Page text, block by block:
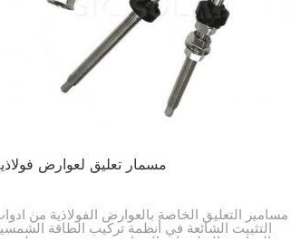
مسمار تعليق لعوارض
مسامير التعليق الخاصة بالعوارض الفولاذية من
التثبيت الشائعة في أنظمة تركيب الطاقة